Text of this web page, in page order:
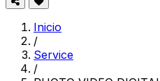
Inicio
/
Service
/